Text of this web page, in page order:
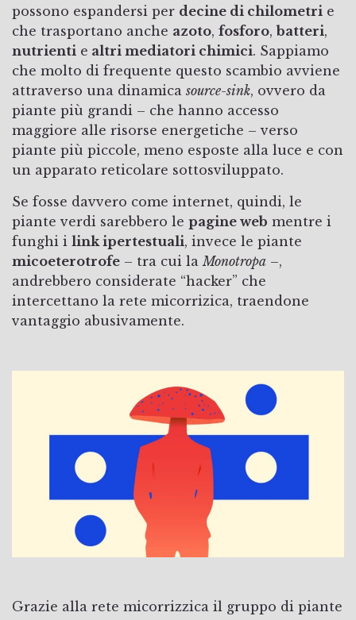
possono espandersi per decine di chilometri e
che trasportano anche azoto, fosforo,batteri,
nutrienti e altri mediatori chimici. Sappiamo
che molto di frequente questo scambio avviene
attraverso una dinamicasource-sink, ovvero da
piante più grandi – che hanno accesso
maggiore alle risorse energetiche – verso
piante più piccole, meno esposte alla luce e con
un apparato reticolare sottosviluppato.
Se fosse davvero come internet, quindi, le
piante verdi sarebbero le pagine web mentre i
funghi i link ipertestuali, invece le piante
micoeterotrofe – tra cui la Monotropa –,
andrebbero considerate “hacker” che
intercettano la rete micorrizica, traendone
vantaggio abusivamente.
Grazie alla rete micorrizzica il gruppo di piante